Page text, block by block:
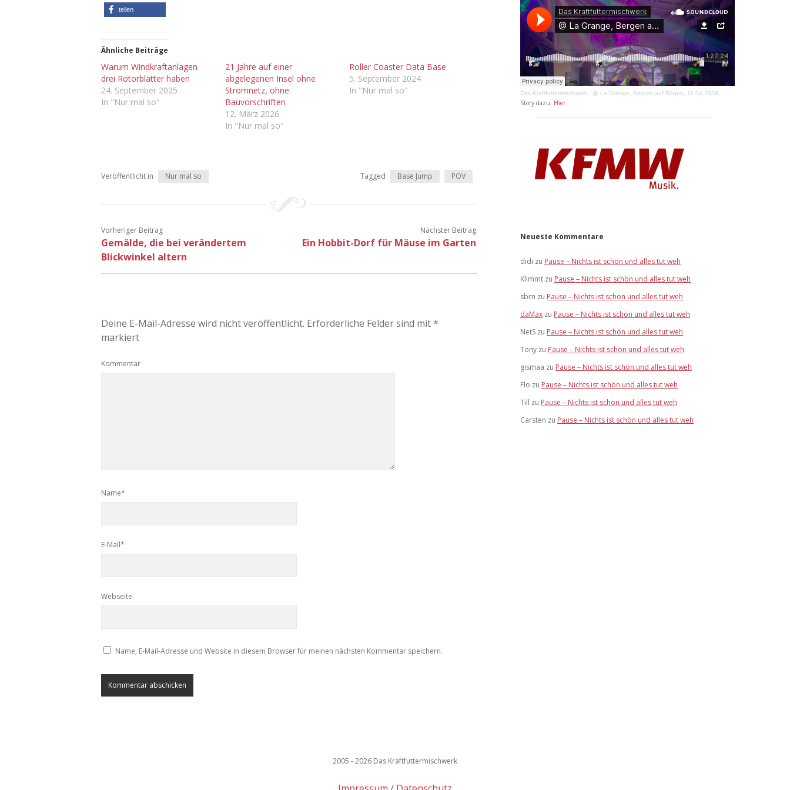
teilen
Ähnliche Beiträge
Warum Windkraftanlagen
drei Rotorblätter haben
24. September 2025
In "Nur mal so"
21 Jahre auf einer
abgelegenen Insel ohne
Stromnetz, ohne
Bauvorschriften
12. März 2026
In "Nur mal so"
Roller Coaster Data Base
5. September 2024
In "Nur mal so"
Veröffentlicht in Nur mal so Tagged Base Jump POV
Vorheriger Beitrag
Gemälde, die bei verändertem
Blickwinkel altern
Nächster Beitrag
Ein Hobbit-Dorf für Mäuse im Garten
Deine E-Mail-Adresse wird nicht veröffentlicht. Erforderliche Felder sind mit*
markiert
Kommentar
Name*
E-Mail*
Webseite
Name, E-Mail-Adresse und Website in diesem Browser für meinen nächsten Kommentar speichern.
Das Kraftfuttermischwerk · @ La Grange, Bergen auf Rügen, 11.04.2026
Story dazu: Hier.
Neueste Kommentare
didi zu Pause – Nichts ist schön und alles tut weh
Klimmt zu Pause – Nichts ist schön und alles tut weh
sbrn zu Pause – Nichts ist schön und alles tut weh
daMax zu Pause – Nichts ist schön und alles tut weh
NetS zu Pause – Nichts ist schön und alles tut weh
Tony zu Pause – Nichts ist schön und alles tut weh
gismaa zu Pause – Nichts ist schön und alles tut weh
Flo zu Pause – Nichts ist schön und alles tut weh
Till zu Pause – Nichts ist schön und alles tut weh
Carsten zu Pause – Nichts ist schön und alles tut weh
2005 - 2026 Das Kraftfuttermischwerk